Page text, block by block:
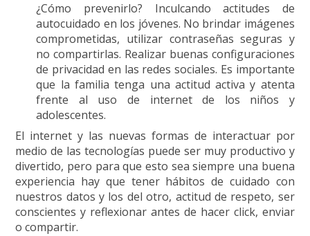
¿Cómo prevenirlo? Inculcando actitudes de
autocuidado en los jóvenes. No brindar imágenes
comprometidas, utilizar contraseñas seguras y
no compartirlas. Realizar buenas configuraciones
de privacidad en las redes sociales. Es importante
que la familia tenga una actitud activa y atenta
frente al uso de internet de los niños y
adolescentes.
El internet y las nuevas formas de interactuar por
medio de las tecnologías puede ser muy productivo y
divertido, pero para que esto sea siempre una buena
experiencia hay que tener hábitos de cuidado con
nuestros datos y los del otro, actitud de respeto, ser
conscientes y reflexionar antes de hacer click, enviar
o compartir.